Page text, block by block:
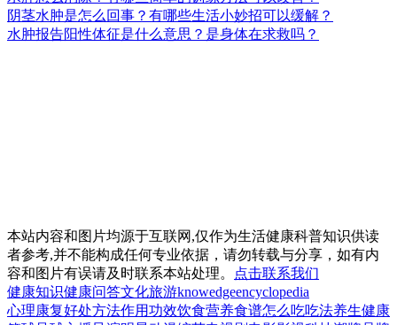
阴茎水肿是怎么回事？有哪些生活小妙招可以缓解？
水肿报告阳性体征是什么意思？是身体在求救吗？
本站内容和图片均源于互联网,仅作为生活健康科普知识供读
者参考,并不能构成任何专业依据，请勿转载与分享，如有内
容和图片有误请及时联系本站处理。
点击联系我们
健康知识健康问答文化旅游knowedgeencyclopedia
心理康复好处方法作用功效饮食营养食谱怎么吃吃法养生健康